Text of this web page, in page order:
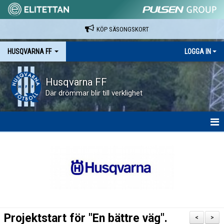
KÖP SÄSONGSKORT
HUSQVARNA FF LOGGA IN
Husqvarna FF
Där drömmar blir till verklighet
>
<
Projektstart för "En bättre väg".